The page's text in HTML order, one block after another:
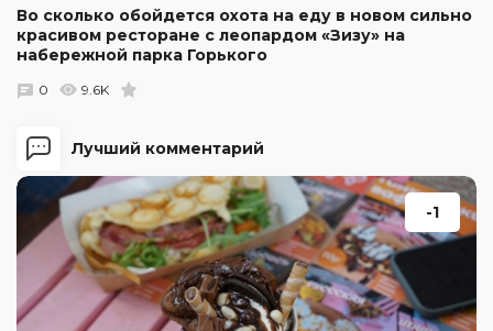
Лучший комментарий
-1
Во сколько обойдется охота на еду в новом сильно
красивом ресторане с леопардом «Зизу» на
набережной парка Горького
0 9.6K